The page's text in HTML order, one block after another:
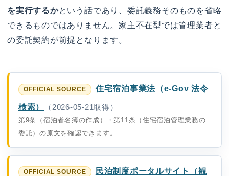
を実行するかという話であり、委託義務そのものを省略
できるものではありません。家主不在型では管理業者と
の委託契約が前提となります。
住宅宿泊事業法（e-Gov 法令
検索）
（2026-05-21取得）
第9条（宿泊者名簿の作成）・第11条（住宅宿泊管理業務の
委託）の原文を確認できます。
民泊制度ポータルサイト（観